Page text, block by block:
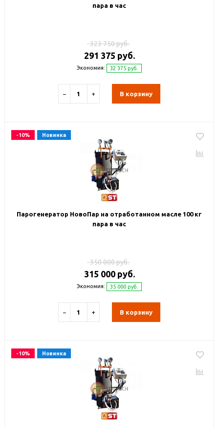
пара в час
323 750 руб.
291 375 руб.
Экономия: 32 375 руб.
− + В корзину
-10% Новинка
Парогенератор НовоПар на отработанном масле 100 кг
пара в час
350 000 руб.
315 000 руб.
Экономия: 35 000 руб.
− + В корзину
-10% Новинка